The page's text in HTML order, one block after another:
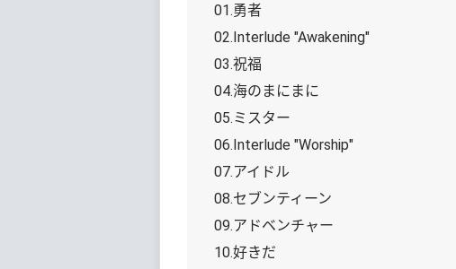
01.勇者
02.Interlude "Awakening"
03.祝福
04.海のまにまに
05.ミスター
06.Interlude "Worship"
07.アイドル
08.セブンティーン
09.アドベンチャー
10.好きだ